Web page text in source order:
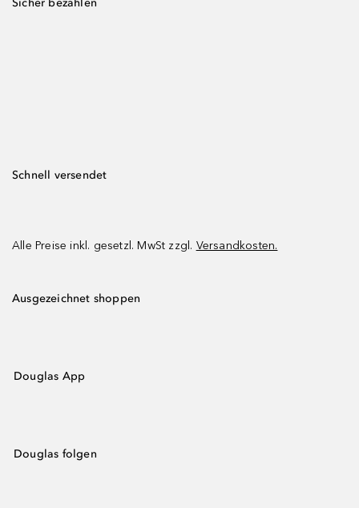
Sicher bezahlen
Schnell versendet
Alle Preise inkl. gesetzl. MwSt zzgl. Versandkosten.
Ausgezeichnet shoppen
Douglas App
Douglas folgen